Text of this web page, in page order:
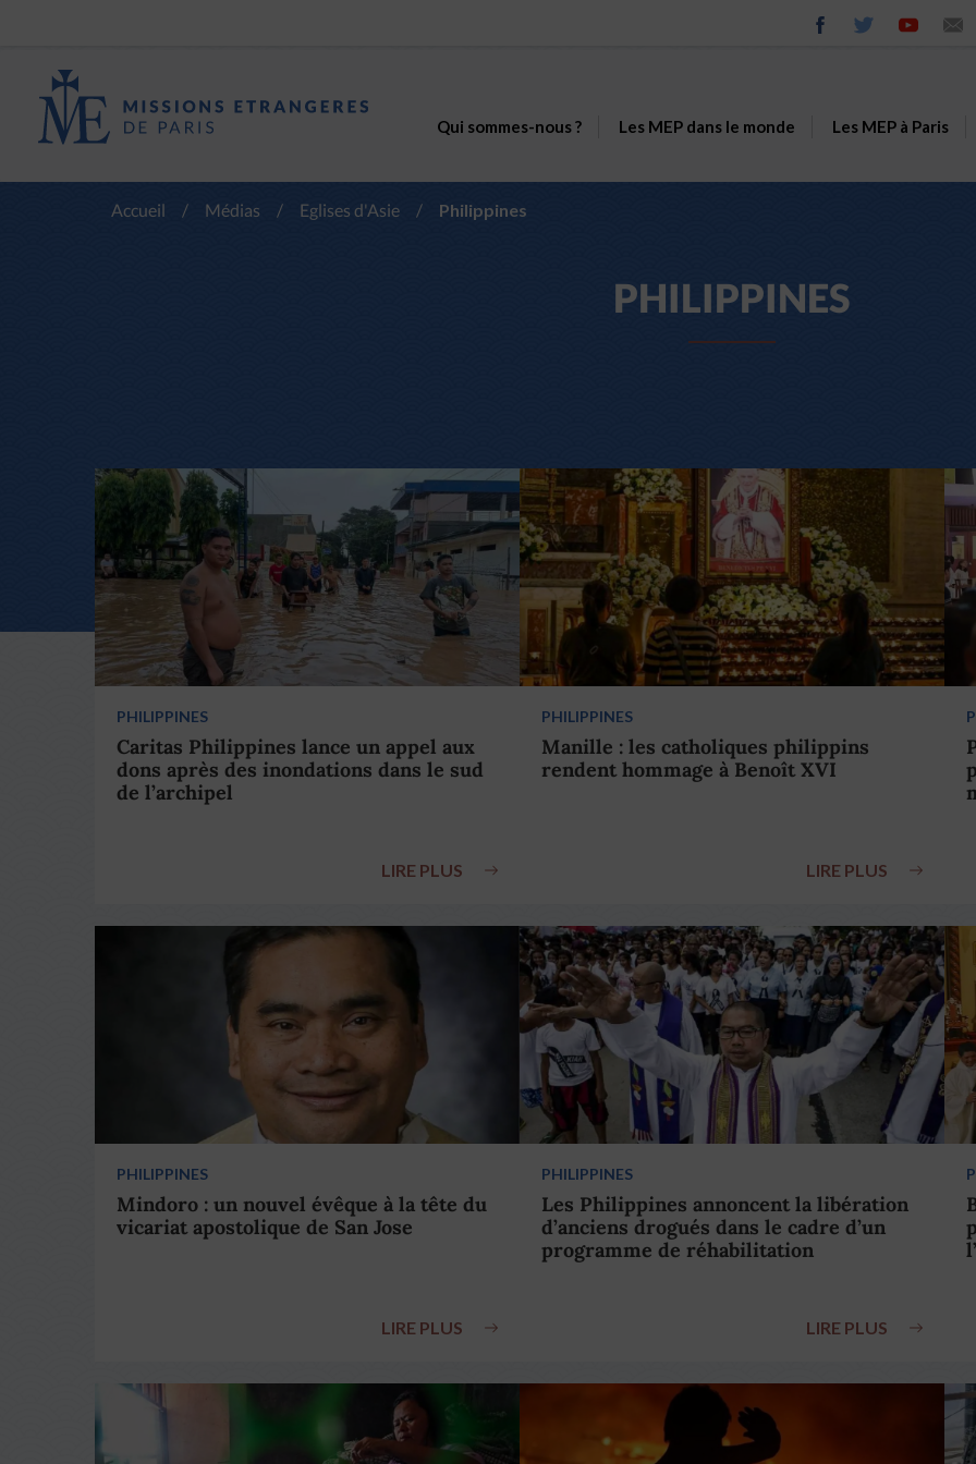
Qui sommes-nous ? Les MEP dans le monde Les MEP à Paris
Accueil / Médias / Eglises d'Asie / Philippines
PHILIPPINES
PHILIPPINES
Caritas Philippines lance un appel aux
dons après des inondations dans le sud
de l’archipel
LIRE PLUS
PHILIPPINES
Manille : les catholiques philippins
rendent hommage à Benoît XVI
LIRE PLUS
PHILIPPINES
Mindoro : un nouvel évêque à la tête du
vicariat apostolique de San Jose
LIRE PLUS
PHILIPPINES
Les Philippines annoncent la libération
d’anciens drogués dans le cadre d’un
programme de réhabilitation
LIRE PLUS